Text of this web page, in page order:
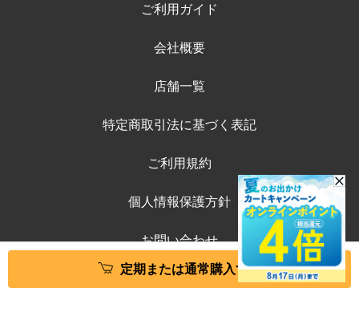
ご利用ガイド
会社概要
店舗一覧
特定商取引法に基づく表記
ご利用規約
個人情報保護方針
お問い合わせ
定期または通常購入する